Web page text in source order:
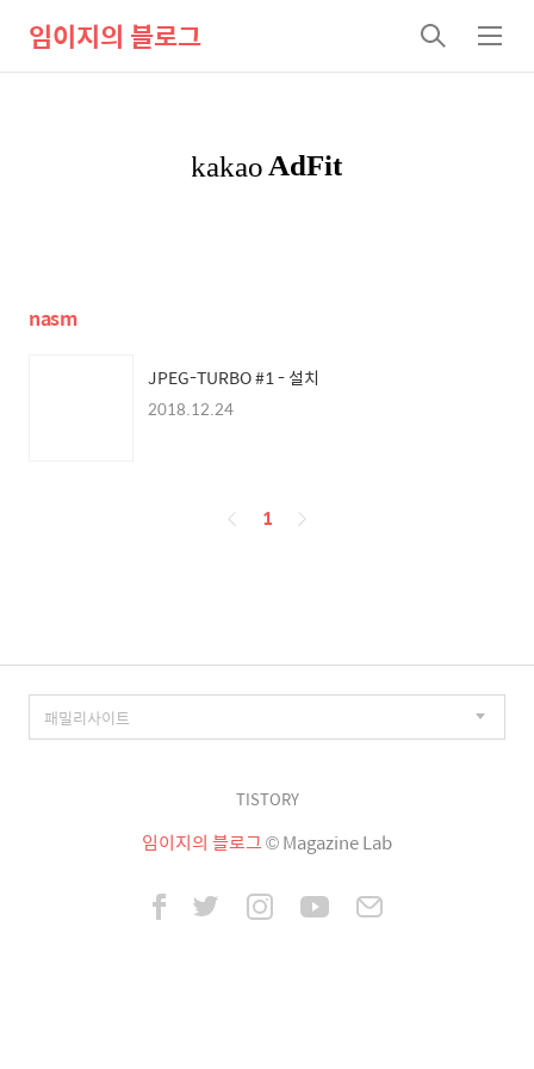
임이지의 블로그
검
색
메
뉴
nasm
JPEG-TURBO #1 - 설치
2018.12.24
페
1
TISTORY
임이지의 블로그© Magazine Lab